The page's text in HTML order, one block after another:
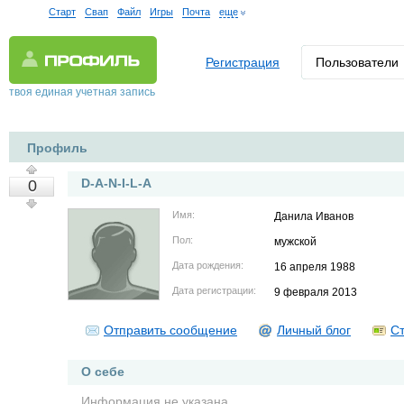
Старт Свап Файл Игры Почта еще
твоя единая учетная запись
Регистрация Пользователи
Профиль
0 D-A-N-I-L-A
Имя: Данила Иванов
Пол: мужской
Дата рождения: 16 апреля 1988
Дата регистрации: 9 февраля 2013
Отправить сообщение Личный блог
О себе